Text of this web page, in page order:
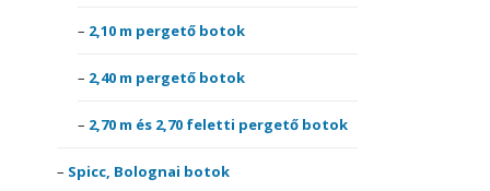
2,10 m pergető botok
2,40 m pergető botok
2,70 m és 2,70 feletti pergető botok
Spicc, Bolognai botok